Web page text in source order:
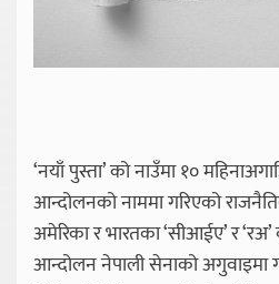
‘नयाँ पुस्ता’ को नाउँमा १०
आन्दोलनको नाममा गरिएको
अमेरिका र भारतका ‘सीआईए’ र
आन्दोलन नेपाली सेनाको अगुवाइमा